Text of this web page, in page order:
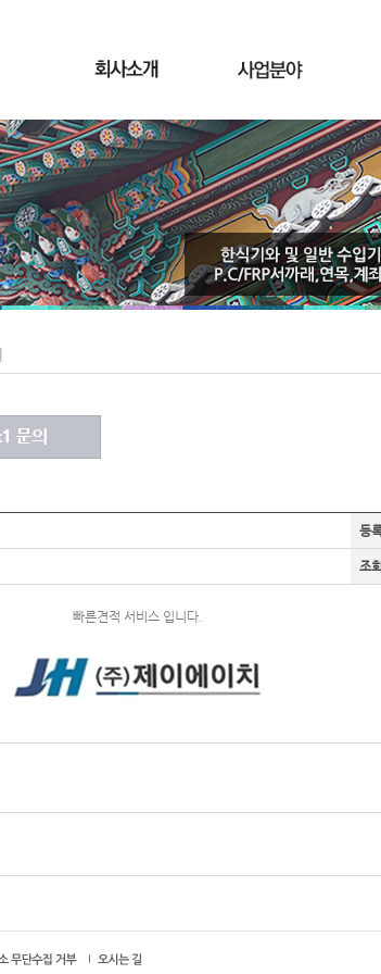
등
조회
빠른견적 서비스 입니다.